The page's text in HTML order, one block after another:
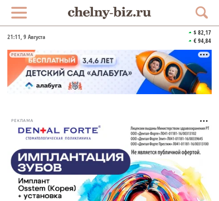
21:11, 9 Августа
$ 82,17
€ 94,84
РЕКЛАМА
РЕКЛАМА